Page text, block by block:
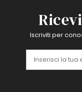
Iscriviti per